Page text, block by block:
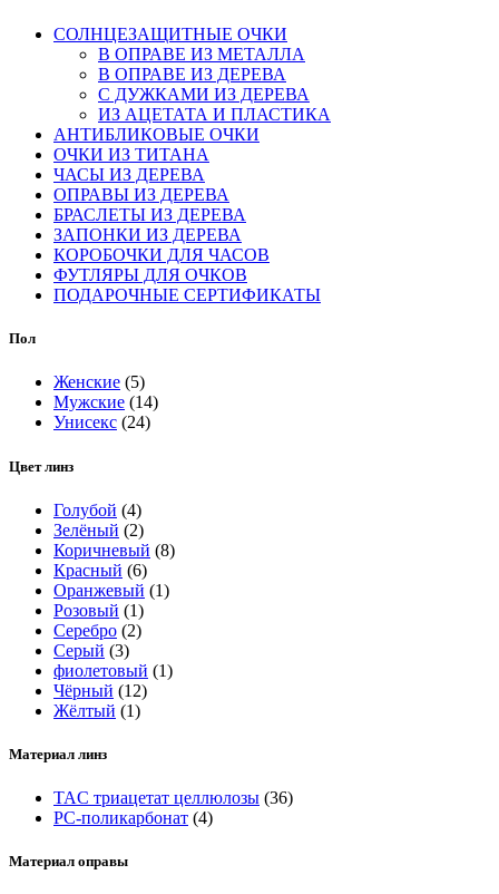
СОЛНЦЕЗАЩИТНЫЕ ОЧКИ
В ОПРАВЕ ИЗ МЕТАЛЛА
В ОПРАВЕ ИЗ ДЕРЕВА
С ДУЖКАМИ ИЗ ДЕРЕВА
ИЗ АЦЕТАТА И ПЛАСТИКА
АНТИБЛИКОВЫЕ ОЧКИ
ОЧКИ ИЗ ТИТАНА
ЧАСЫ ИЗ ДЕРЕВА
ОПРАВЫ ИЗ ДЕРЕВА
БРАСЛЕТЫ ИЗ ДЕРЕВА
ЗАПОНКИ ИЗ ДЕРЕВА
КОРОБОЧКИ ДЛЯ ЧАСОВ
ФУТЛЯРЫ ДЛЯ ОЧКОВ
ПОДАРОЧНЫЕ СЕРТИФИКАТЫ
Пол
Женские (5)
Мужские (14)
Унисекс (24)
Цвет линз
Голубой (4)
Зелёный (2)
Коричневый (8)
Красный (6)
Оранжевый (1)
Розовый (1)
Серебро (2)
Серый (3)
фиолетовый (1)
Чёрный (12)
Жёлтый (1)
Материал линз
TAC триацетат целлюлозы (36)
РС-поликарбонат (4)
Материал оправы